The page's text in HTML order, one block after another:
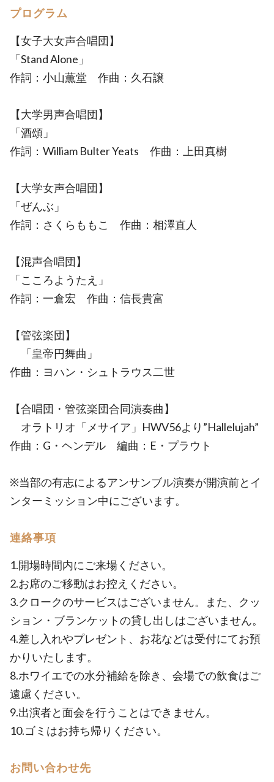
プログラム
【女子大女声合唱団】
「Stand Alone」
作詞：小山薫堂 作曲：久石譲
【大学男声合唱団】
「酒頌」
作詞：William Bulter Yeats 作曲：上田真樹
【大学女声合唱団】
「ぜんぶ」
作詞：さくらももこ 作曲：相澤直人
【混声合唱団】
「こころようたえ」
作詞：一倉宏 作曲：信長貴富
【管弦楽団】
「皇帝円舞曲」
作曲：ヨハン・シュトラウス二世
【合唱団・管弦楽団合同演奏曲】
オラトリオ「メサイア」HWV56より”Hallelujah”
作曲：G・ヘンデル 編曲：E・プラウト
※当部の有志によるアンサンブル演奏が開演前とイ
ンターミッション中にございます。
連絡事項
1.開場時間内にご来場ください。
2.お席のご移動はお控えください。
3.クロークのサービスはございません。また、クッ
ション・ブランケットの貸し出しはございません。
4.差し入れやプレゼント、お花などは受付にてお預
かりいたします。
8.ホワイエでの水分補給を除き、会場での飲食はご
遠慮ください。
9.出演者と面会を行うことはできません。
10.ゴミはお持ち帰りください。
お問い合わせ先